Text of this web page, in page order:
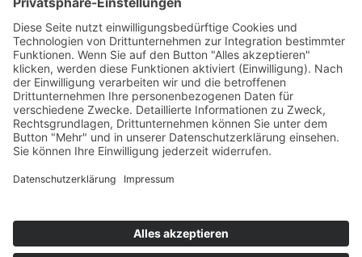
Jahrescharts
Top 100
Hot 50
Top Neueinsteiger
Highscores